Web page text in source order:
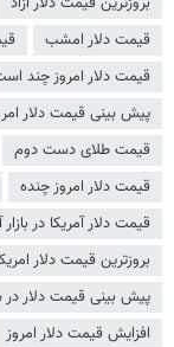
قیمت دلار امشب
قیمت دلار امروز چند
پیش بینی قیمت دلار
قیمت طلای دست دوم
قیمت دلار امروز چنده
قیمت دلار آمریکا در بازار
بروزترین قیمت دلار
پیش بینی قیمت دلار در
افزایش قیمت دلار امروز